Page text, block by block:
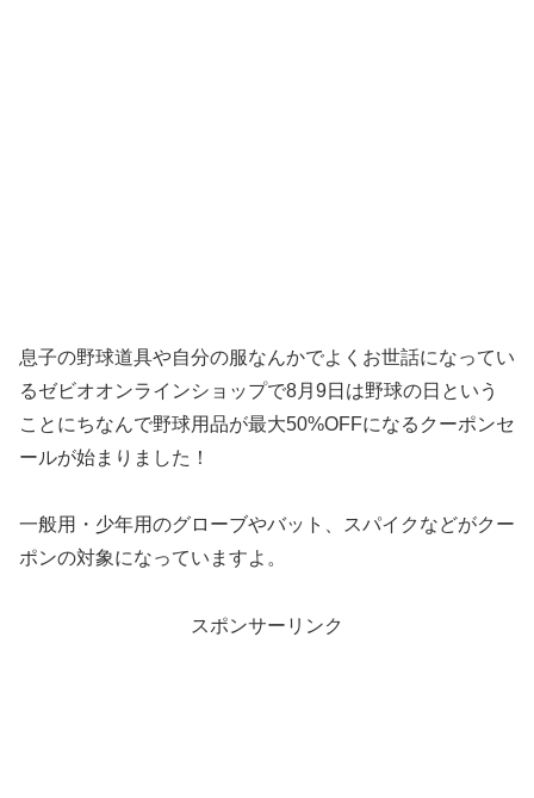
息子の野球道具や自分の服なんかでよくお世話になってい
るゼビオオンラインショップで8月9日は野球の日という
ことにちなんで野球用品が最大50%OFFになるクーポンセ
ールが始まりました！
一般用・少年用のグローブやバット、スパイクなどがクー
ポンの対象になっていますよ。
スポンサーリンク